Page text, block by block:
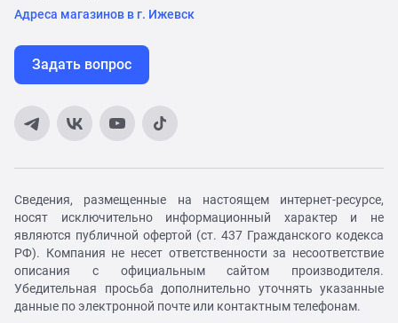
Адреса магазинов в г. Ижевск
Задать вопрос
Сведения, размещенные на настоящем интернет-ресурсе,
носят исключительно информационный характер и не
являются публичной офертой (ст. 437 Гражданского кодекса
РФ). Компания не несет ответственности за несоответствие
описания с официальным сайтом производителя.
Убедительная просьба дополнительно уточнять указанные
данные по электронной почте или контактным телефонам.